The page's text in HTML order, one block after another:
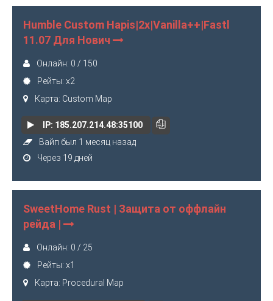
Humble Custom Hapis|2x|Vanilla++|Fastl
11.07 Для Нович
Онлайн: 0 / 150
Рейты: x2
Карта: Custom Map
IP: 185.207.214.48:35100
Вайп был 1 месяц назад
Через 19 дней
SweetHome Rust | Защита от оффлайн
рейда |
Онлайн: 0 / 25
Рейты: x1
Карта: Procedural Map